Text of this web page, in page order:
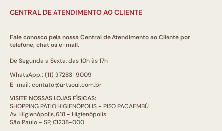
CENTRAL DE ATENDIMENTO AO CLIENTE
Fale conosco pela nossa Central de Atendimento ao Cliente por
telefone, chat ou e-mail.
De Segunda a Sexta, das 10h às 17h
WhatsApp.: (11) 97283-9009
E-mail: contato@artsoul.com.br
VISITE NOSSAS LOJAS FÍSICAS:
SHOPPING PÁTIO HIGIENÓPOLIS - PISO PACAEMBÚ
Av. Higienópolis, 618 - Higienópolis
São Paulo - SP, 01238-000